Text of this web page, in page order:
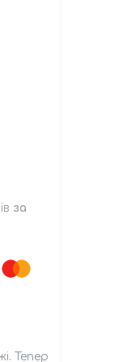
за
Тепер